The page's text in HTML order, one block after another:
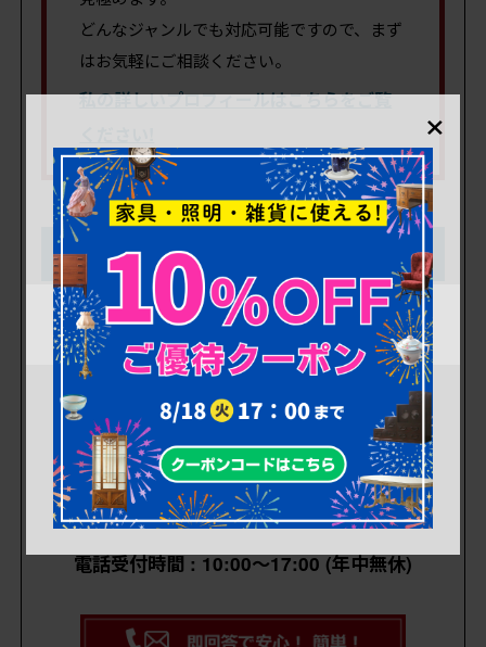
どんなジャンルでも対応可能ですので、まず
はお気軽にご相談ください。
私の詳しいプロフィールはこちらをご覧
買取のご相談・無料査定はこちら
フリーダイヤル
0120-971-794
090-2495-4483
電話受付時間 : 10:00～17:00 (年中無休)
×